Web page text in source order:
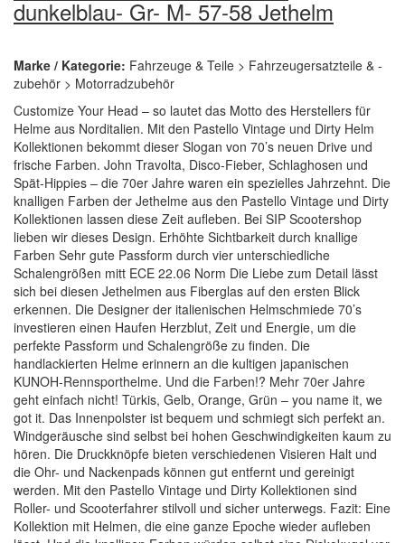
dunkelblau- Gr- M- 57-58 Jethelm
Marke / Kategorie: Fahrzeuge & Teile > Fahrzeugersatzteile & -
zubehör > Motorradzubehör
Customize Your Head – so lautet das Motto des Herstellers für
Helme aus Norditalien. Mit den Pastello Vintage und Dirty Helm
Kollektionen bekommt dieser Slogan von 70’s neuen Drive und
frische Farben. John Travolta, Disco-Fieber, Schlaghosen und
Spät-Hippies – die 70er Jahre waren ein spezielles Jahrzehnt. Die
knalligen Farben der Jethelme aus den Pastello Vintage und Dirty
Kollektionen lassen diese Zeit aufleben. Bei SIP Scootershop
lieben wir dieses Design. Erhöhte Sichtbarkeit durch knallige
Farben Sehr gute Passform durch vier unterschiedliche
Schalengrößen mitt ECE 22.06 Norm Die Liebe zum Detail lässt
sich bei diesen Jethelmen aus Fiberglas auf den ersten Blick
erkennen. Die Designer der italienischen Helmschmiede 70’s
investieren einen Haufen Herzblut, Zeit und Energie, um die
perfekte Passform und Schalengröße zu finden. Die
handlackierten Helme erinnern an die kultigen japanischen
KUNOH-Rennsporthelme. Und die Farben!? Mehr 70er Jahre
geht einfach nicht! Türkis, Gelb, Orange, Grün – you name it, we
got it. Das Innenpolster ist bequem und schmiegt sich perfekt an.
Windgeräusche sind selbst bei hohen Geschwindigkeiten kaum zu
hören. Die Druckknöpfe bieten verschiedenen Visieren Halt und
die Ohr- und Nackenpads können gut entfernt und gereinigt
werden. Mit den Pastello Vintage und Dirty Kollektionen sind
Roller- und Scooterfahrer stilvoll und sicher unterwegs. Fazit: Eine
Kollektion mit Helmen, die eine ganze Epoche wieder aufleben